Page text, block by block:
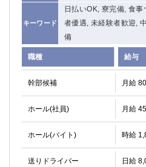
キーワード
日払いOK, 寮完備, 食
者優遇, 未経験者歓迎,
備
職種 給与
幹部候補 月給
ホール(社員) 月給
ホール(バイト) 時給
送りドライバー 日給
吉祥寺（南口／公園口） 小作
自由が丘
吉祥
下北沢・経堂
金町
成増駅徒歩3分の好立地！①JR
三軒茶屋（南口）
①歌
①歌舞伎町 ②新宿 ③西部新
蒲田(西口)
清瀬
①東武練馬 ②成増・板橋
池袋
金町
大井